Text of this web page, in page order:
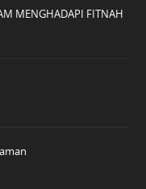
MENGHADAPI FITNAH